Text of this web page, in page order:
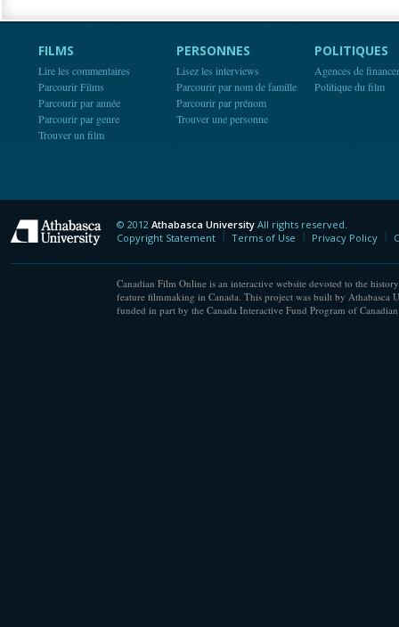
FILMS
Lire les commentaires
Parcourir Films
Parcourir par année
Parcourir par genre
Trouver un film
PERSONNES
Lisez les interviews
Parcourir par nom de famille
Parcourir par prénom
Trouver une personne
POLITIQUES
Agences de
Politique du film
Athabasca University
© 2012 Athabasca University All rights reserved.
Copyright Statement
Terms of Use Privacy Policy
Canadian Film Online is an interactive website devoted to the
feature filmmaking in Canada. This project was built by Athabasca
funded in part by the Canada Interactive Fund Program of